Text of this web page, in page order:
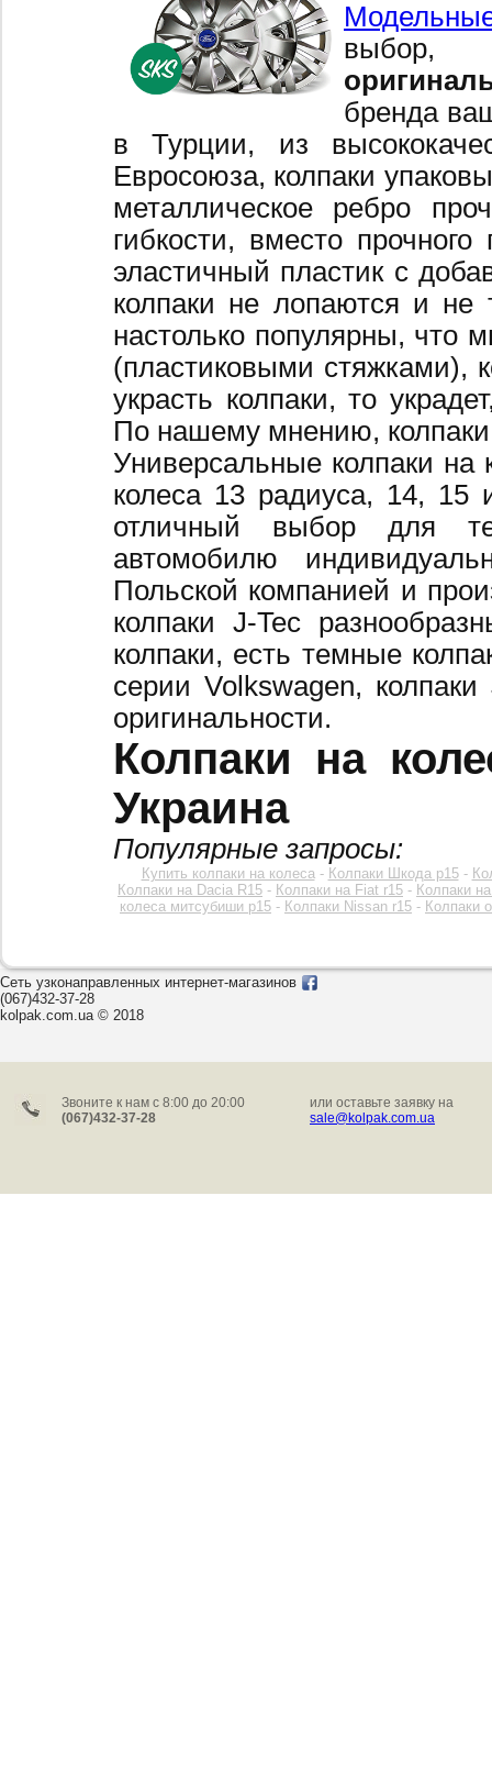
выбор,
бренда
в Турции, из
Евросоюза, колпаки
металлическое ребро
гибкости, вместо
эластичный пластик с
колпаки не лопаются и не
настолько популярны, что
(пластиковыми стяжками),
украсть колпаки, то
По нашему мнению,
Универсальные колпаки
колеса 13 радиуса, 14,
отличный выбор для
автомобилю
Польской компанией и
колпаки J-Tec
колпаки, есть темные
серии Volkswagen,
оригинальности.
Колпаки на
Украина
Популярные запросы:
Купить колпаки на колеса- Колпаки Шкода р15-
Колпаки на Dacia R15 - Колпаки на Fiat r15 - Колпаки
колеса митсубиши р15 - Колпаки Nissan r15 - Колпаки
Сеть узконаправленных интернет-магазинов
(067)432-37-28
kolpak.com.ua © 2018
Звоните к нам c 8:00 до 20:00
(067)432-37-28
или оставьте заявку на
sale@kolpak.com.ua